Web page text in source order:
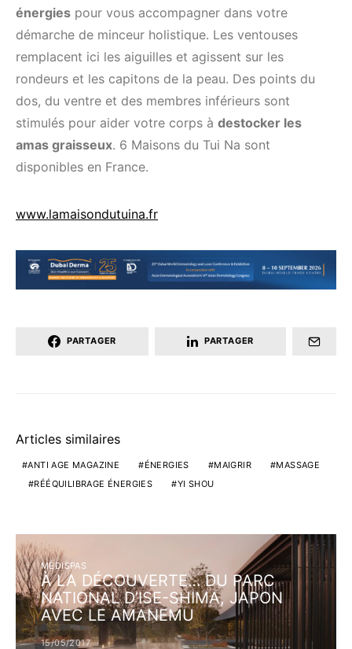
énergies pour vous accompagner dans votre
démarche de minceur holistique. Les ventouses
remplacent ici les aiguilles et agissent sur les
rondeurs et les capitons de la peau. Des points du
dos, du ventre et des membres inférieurs sont
stimulés pour aider votre corps à destocker les
amas graisseux. 6 Maisons du Tui Na sont
disponibles en France.
www.lamaisondutuina.fr
PARTAGER PARTAGER
Articles similaires
ANTI AGE MAGAZINE ÉNERGIES MAIGRIR
MASSAGE
RÉÉQUILIBRAGE ÉNERGIES
YI SHOU
MÉDISPAS
À LA DÉCOUVERTE… DU PARC
NATIONAL D’ISE-SHIMA, JAPON
AVEC LE AMANEMU
15/05/2017